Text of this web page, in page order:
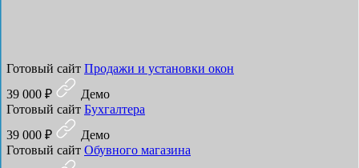
Готовый сайт Продажи и установки окон
39 000 ₽
Демо
Готовый сайт Бухгалтера
39 000 ₽
Демо
Готовый сайт Обувного магазина